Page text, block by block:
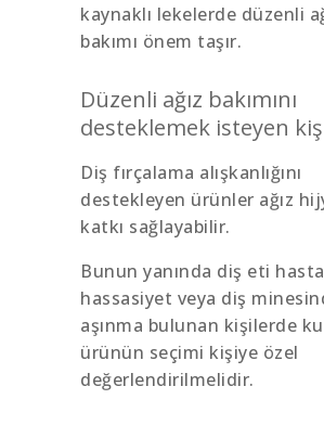
kaynaklı lekelerde düzenli
bakımı önem taşır.
Düzenli ağız bakımını
desteklemek isteyen
Diş fırçalama alışkanlığını
destekleyen ürünler ağız
katkı sağlayabilir.
Bunun yanında diş eti
hassasiyet veya diş
aşınma bulunan kişilerde
ürünün seçimi kişiye özel
değerlendirilmelidir.